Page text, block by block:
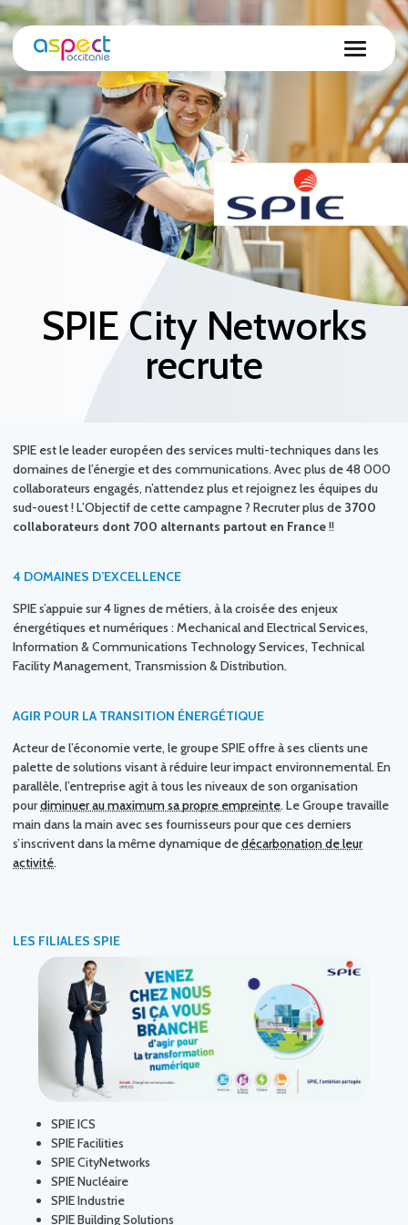
SPIE City Networks
recrute
SPIE est le leader européen des services multi-techniques dans les
domaines de l’énergie et des communications. Avec plus de 48 000
collaborateurs engagés, n’attendez plus et rejoignez les équipes du
sud-ouest ! L’Objectif de cette campagne ? Recruter plus de 3700
collaborateurs dont 700 alternants partout en France!!
4 DOMAINES D’EXCELLENCE
SPIE s’appuie sur 4 lignes de métiers, à la croisée des enjeux
énergétiques et numériques : Mechanical and Electrical Services,
Information & Communications Technology Services, Technical
Facility Management, Transmission & Distribution.
AGIR POUR LA TRANSITION ÉNERGÉTIQUE
Acteur de l’économie verte, le groupe SPIE offre à ses clients une
palette de solutions visant à réduire leur impact environnemental. En
parallèle, l’entreprise agit à tous les niveaux de son organisation
pourdiminuer au maximum sa propre empreinte. Le Groupe travaille
main dans la main avec ses fournisseurs pour que ces derniers
s’inscrivent dans la même dynamique dedécarbonation de leur
activité.
LES FILIALES SPIE
SPIE ICS
SPIE Facilities
SPIE CityNetworks
SPIE Nucléaire
SPIE Industrie
SPIE Building Solutions